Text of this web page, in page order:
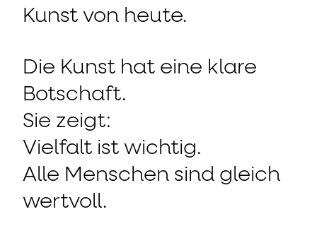
Kunst von heute.
Die Kunst hat eine klare
Botschaft.
Sie zeigt:
Vielfalt ist wichtig.
Alle Menschen sind gleich
wertvoll.